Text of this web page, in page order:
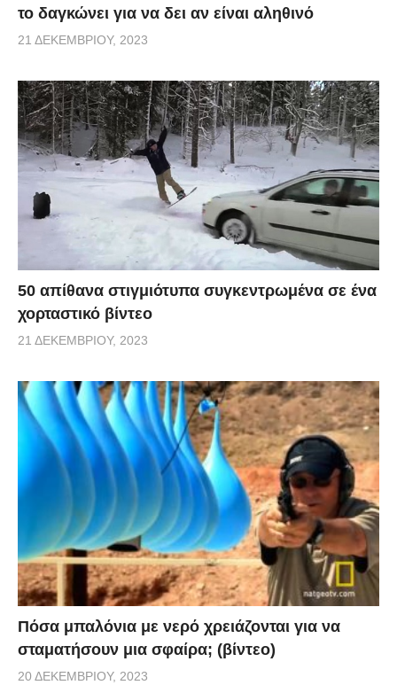
το δαγκώνει για να δει αν είναι αληθινό
21 ΔΕΚΕΜΒΡΊΟΥ, 2023
50 απίθανα στιγμιότυπα συγκεντρωμένα σε ένα
χορταστικό βίντεο
21 ΔΕΚΕΜΒΡΊΟΥ, 2023
Πόσα μπαλόνια με νερό χρειάζονται για να
σταματήσουν μια σφαίρα; (βίντεο)
20 ΔΕΚΕΜΒΡΊΟΥ, 2023